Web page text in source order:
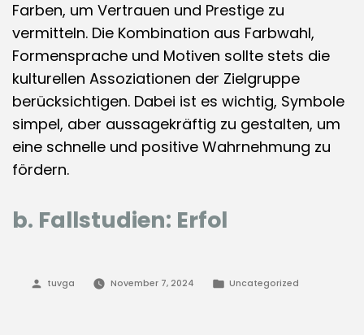
Farben, um Vertrauen und Prestige zu
vermitteln. Die Kombination aus Farbwahl,
Formensprache und Motiven sollte stets die
kulturellen Assoziationen der Zielgruppe
berücksichtigen. Dabei ist es wichtig, Symbole
simpel, aber aussagekräftig zu gestalten, um
eine schnelle und positive Wahrnehmung zu
fördern.
b. Fallstudien: Erfol
Posted
tuvga November 7, 2024
Posted
Uncategorized